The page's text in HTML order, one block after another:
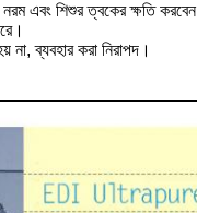
এবং শিশুর ত্বকের ক্ষতি করবেন
না, ব্যবহার করা নিরাপদ।